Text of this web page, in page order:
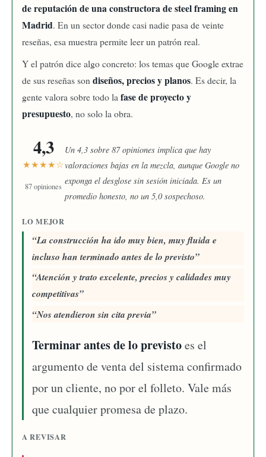
de reputación de una constructora de steel framing en
Madrid. En un sector donde casi nadie pasa de veinte
reseñas, esa muestra permite leer un patrón real.
Y el patrón dice algo concreto: los temas que Google extrae
de sus reseñas son diseños, precios y planos. Es decir, la
gente valora sobre todo la fase de proyecto y
presupuesto, no solo la obra.
4,3
★★★★☆
87 opiniones
Un 4,3 sobre 87 opiniones implica que hay
valoraciones bajas en la mezcla, aunque Google no
exponga el desglose sin sesión iniciada. Es un
promedio honesto, no un 5,0 sospechoso.
LO MEJOR
La construcción ha ido muy bien, muy fluida e
incluso han terminado antes de lo previsto
Atención y trato excelente, precios y calidades muy
competitivas
Nos atendieron sin cita previa
Terminar antes de lo previstoes el
argumento de venta del sistema confirmado
por un cliente, no por el folleto. Vale más
que cualquier promesa de plazo.
A REVISAR